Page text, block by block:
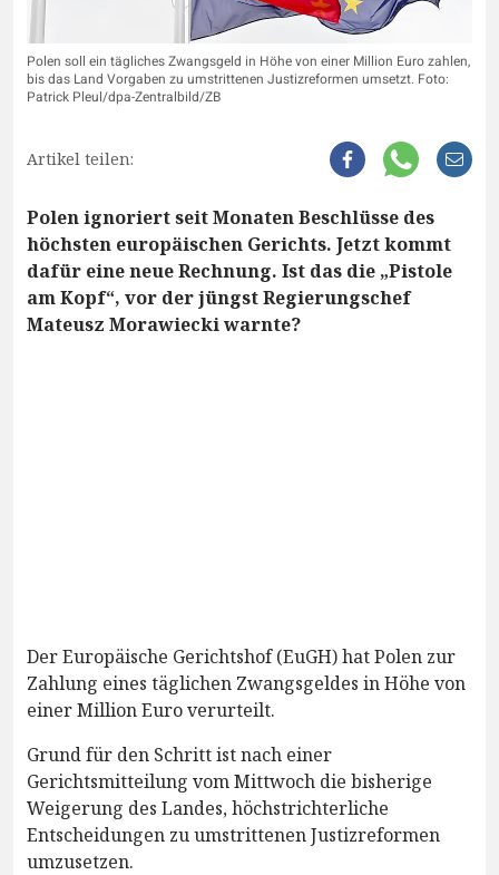
Polen soll ein tägliches Zwangsgeld in Höhe von einer Million Euro zahlen,
bis das Land Vorgaben zu umstrittenen Justizreformen umsetzt. Foto:
Patrick Pleul/dpa-Zentralbild/ZB
Artikel teilen:
Polen ignoriert seit Monaten Beschlüsse des
höchsten europäischen Gerichts. Jetzt kommt
dafür eine neue Rechnung. Ist das die „Pistole
am Kopf“, vor der jüngst Regierungschef
Mateusz Morawiecki warnte?
Der Europäische Gerichtshof (EuGH) hat Polen zur
Zahlung eines täglichen Zwangsgeldes in Höhe von
einer Million Euro verurteilt.
Grund für den Schritt ist nach einer
Gerichtsmitteilung vom Mittwoch die bisherige
Weigerung des Landes, höchstrichterliche
Entscheidungen zu umstrittenen Justizreformen
umzusetzen.